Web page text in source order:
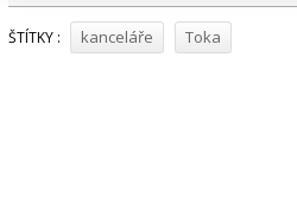
ŠTÍTKY : kanceláře Toka